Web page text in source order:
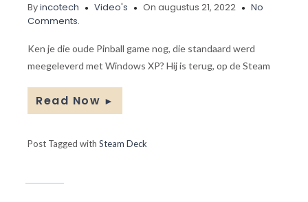
Byincotech Video's On augustus 21, 2022
No
Comments.
Ken je die oude Pinball game nog, die standaard werd
meegeleverd met Windows XP? Hij is terug, op de Steam
Read Now ►
Post Tagged withSteam Deck